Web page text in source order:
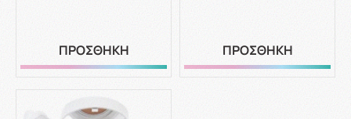
ΠΡΟΣΘΗΚΗ ΠΡΟΣΘΗΚΗ